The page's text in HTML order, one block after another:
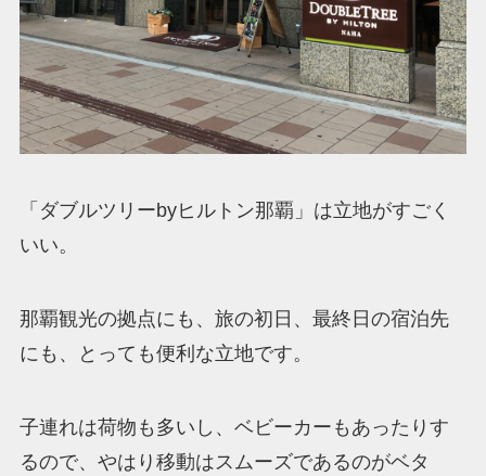
「ダブルツリーbyヒルトン那覇」は立地がすごく
いい。
那覇観光の拠点にも、旅の初日、最終日の宿泊先
にも、とっても便利な立地です。
子連れは荷物も多いし、ベビーカーもあったりす
るので、やはり移動はスムーズであるのがベタ